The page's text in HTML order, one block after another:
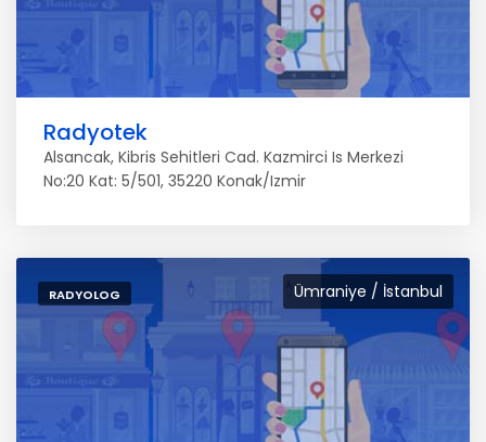
Radyotek
Alsancak, Kibris Sehitleri Cad. Kazmirci Is Merkezi
No:20 Kat: 5/501, 35220 Konak/Izmir
Ümraniye / İstanbul
RADYOLOG